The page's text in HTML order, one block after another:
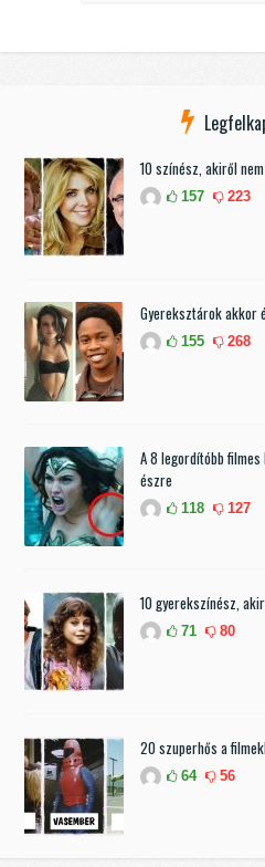
10 színész, akiről
157 223
Gyereksztárok akkor
155 268
A 8 legordítóbb
észre
118 127
10 gyerekszínész,
71 80
20 szuperhős a
64 56